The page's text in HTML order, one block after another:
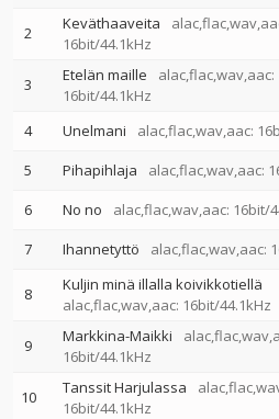
2 Keväthaaveita
16bit/44.1kHz
3 Etelän maille
alac,flac,wav,aac:
16bit/44.1kHz
4 Unelmani alac,flac,wav,aac:
5
Pihapihlaja alac,flac,wav,aac:
6
No no alac,flac,wav,aac: 16bit/
7
Ihannetyttö alac,flac,wav,aac:
8
Kuljin minä illalla koivikkotiellä
alac,flac,wav,aac: 16bit/44.1kHz
9 Markkina-Maikki
16bit/44.1kHz
10 Tanssit Harjulassa
16bit/44.1kHz